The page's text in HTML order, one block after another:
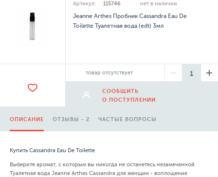
Артикул: 115746 нет в наличии
Jeanne Arthes Пробник Cassandra Eau De
Toilette Туалетная вода (edt) 3мл
товар отсутствует
СООБЩИТЬ
О ПОСТУПЛЕНИИ
ОПИСАНИЕ ОТЗЫВЫ - 2 ЧАСТЫЕ ВОПРОСЫ
Купить Cassandra Eau De Toilette
Выберите аромат, с которым вы никогда не останетесь незамеченной.
Туалетная вода Jeanne Arthes Cassandra для женщин - воплощение